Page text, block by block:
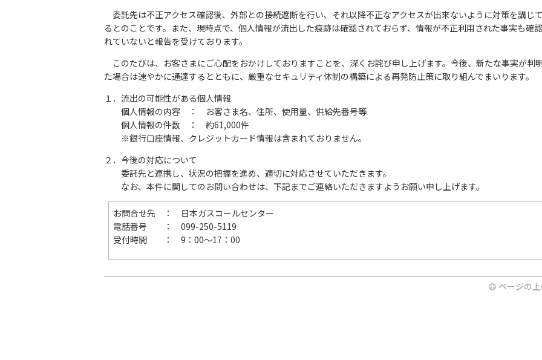
委託先は不正アクセス確認後、外部との接続遮断を行い、それ以降不正なアクセスが出来ないように対策を講じ
るとのことです。また、現時点で、個人情報が流出した痕跡は確認されておらず、情報が不正利用された事実も確
れていないと報告を受けております。
このたびは、お客さまにご心配をおかけしておりますことを、深くお詫び申し上げます。今後、新たな事実が判
た場合は速やかに通達するとともに、厳重なセキュリティ体制の構築による再発防止策に取り組んでまいります。
１．流出の可能性がある個人情報
個人情報の内容 ： お客さま名、住所、使用量、供給先番号等
個人情報の件数 ： 約61,000件
※銀行口座情報、クレジットカード情報は含まれておりません。
２．今後の対応について
委託先と連携し、状況の把握を進め、適切に対応させていただきます。
なお、本件に関してのお問い合わせは、下記までご連絡いただきますようお願い申し上げます。
お問合せ先 ： 日本ガスコールセンター
電話番号 ： 099-250-5119
受付時間 ： 9：00～17：00
ページの